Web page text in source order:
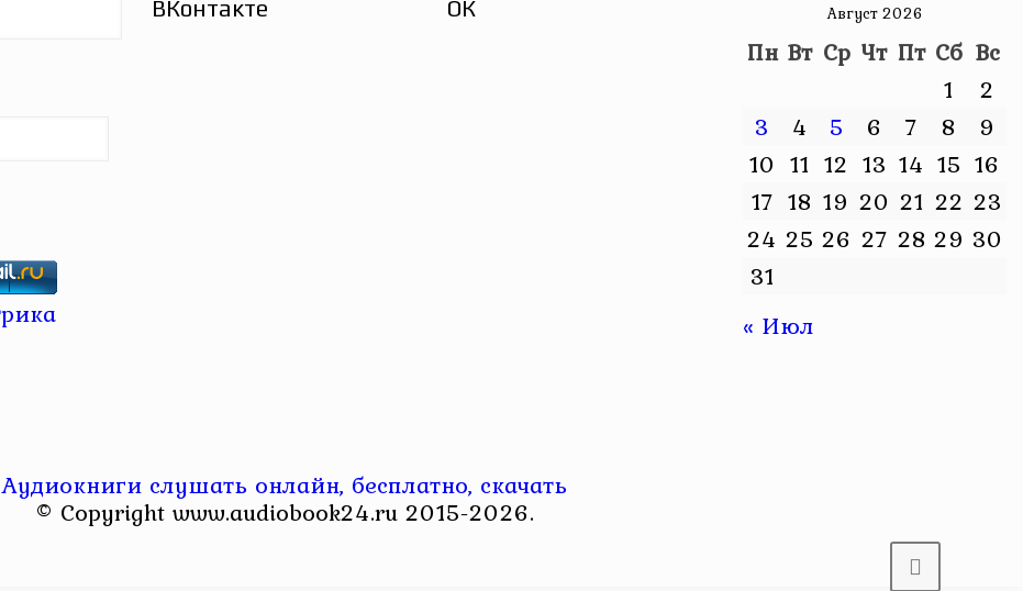
ВКонтакте ОК Август 2026
Пн Вт Ср Чт Пт Сб Вс
1
2
3
4 5 6 7 8
9
10 11 12 13 14 15 16
17 18 19 20 21 22 23
24 25 26 27 28 29 30
31
« Июл
Аудиокниги слушать онлайн, бесплатно, скачать
© Copyright www.audiobook24.ru 2015-2026.